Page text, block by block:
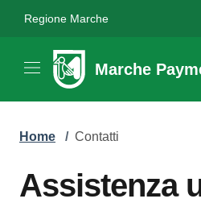
Regione Marche
Marche
Home / Contatti
Assistenza